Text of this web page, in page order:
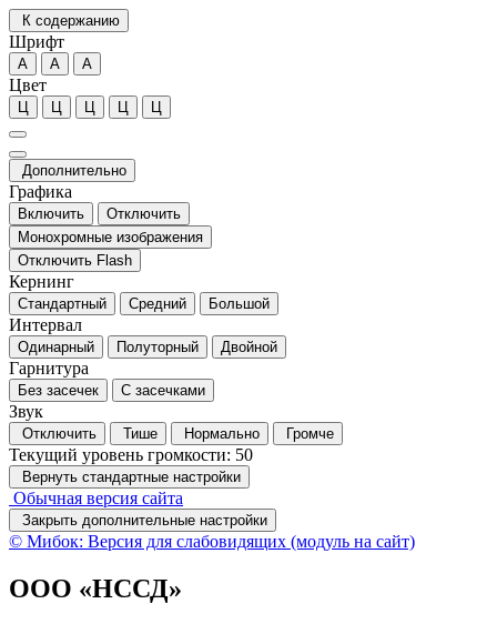
К содержанию
Шрифт
А А А
Цвет
Ц Ц Ц Ц Ц
Дополнительно
Графика
Включить
Отключить
Монохромные изображения
Отключить Flash
Кернинг
Стандартный Средний Большой
Интервал
Одинарный Полуторный Двойной
Гарнитура
Без засечек С засечками
Звук
Отключить Тише Нормально Громче
Текущий уровень громкости: 50
Вернуть стандартные настройки
Обычная версия сайта
Закрыть дополнительные настройки
© Мибок: Версия для слабовидящих (модуль на сайт)
ООО «НССД»